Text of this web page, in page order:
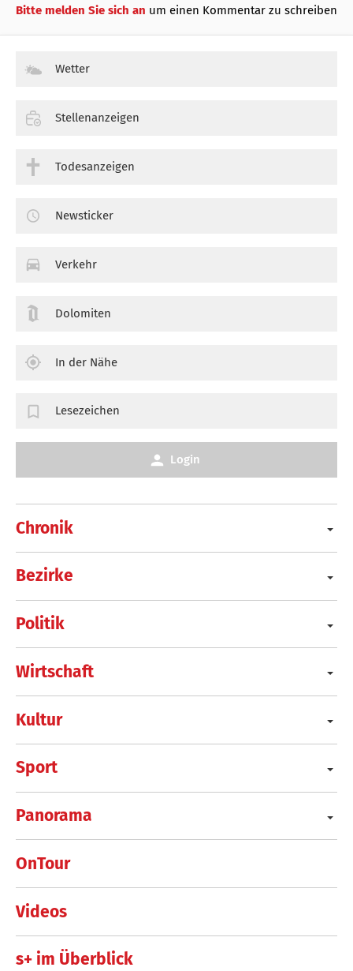
Bitte melden Sie sich an um einen Kommentar zu schreiben
Chronik
Bezirke
Politik
Wirtschaft
Kultur
Sport
Panorama
OnTour
Videos
s+ im Überblick
Wetter
Stellenanzeigen
Todesanzeigen
Newsticker
Verkehr
Dolomiten
In der Nähe
Lesezeichen
Login